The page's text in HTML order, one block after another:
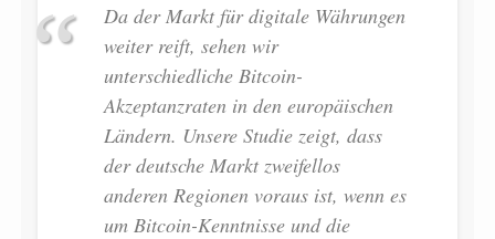
Da der Markt für digitale Währungen
weiter reift, sehen wir
unterschiedliche Bitcoin-
Akzeptanzraten in den europäischen
Ländern. Unsere Studie zeigt, dass
der deutsche Markt zweifellos
anderen Regionen voraus ist, wenn es
um Bitcoin-Kenntnisse und die